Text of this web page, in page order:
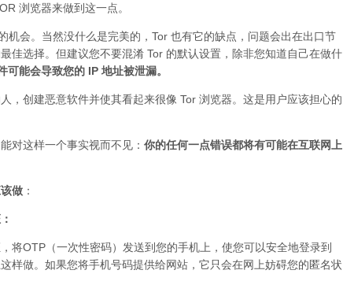
浏览器来做到这一点。
机会。当然没什么是完美的，Tor 也有它的缺点，问题会出在出口节
佳选择。但建议您不要混淆 Tor 的默认设置，除非您知道自己在做什
可能会导致您的 IP 地址被泄漏。
，创建恶意软件并使其看起来很像 Tor 浏览器。这是用户应该担心的
对这样一个事实视而不见： 你的任何一点错误都将有可能在互联网上
做 ：
将OTP（一次性密码）发送到您的手机上，使您可以安全地登录到
样做。如果您将手机号码提供给网站，它只会在网上妨碍您的匿名状